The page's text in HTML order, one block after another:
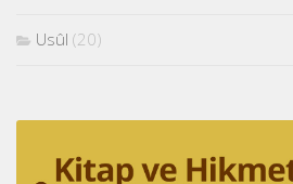
Usûl (20)